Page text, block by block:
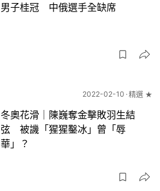
男子桂冠 中俄選手全缺席
2022-02-10 精選 ★
冬奧花滑｜陳巍奪金擊敗羽生結
弦 被譏「猩猩鑿冰」曾「辱
華」？